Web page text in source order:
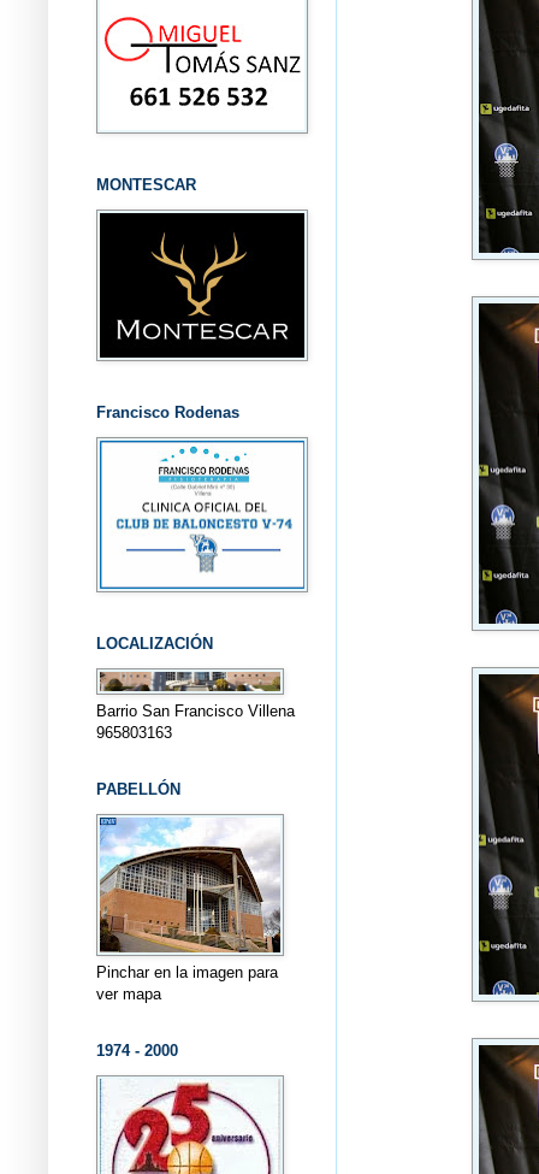
MONTESCAR
Francisco Rodenas
LOCALIZACIÓN
Barrio San Francisco Villena
965803163
PABELLÓN
Pinchar en la imagen para
ver mapa
1974 - 2000